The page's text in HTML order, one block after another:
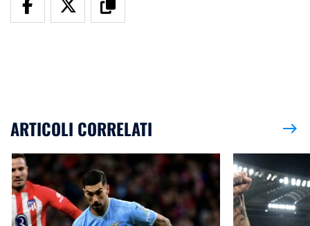
ARTICOLI CORRELATI east